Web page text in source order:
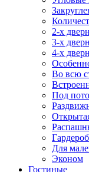
2-х
3-х
4-х
Во всю
Под
Гардероб
Для
Эконом
Гостиные